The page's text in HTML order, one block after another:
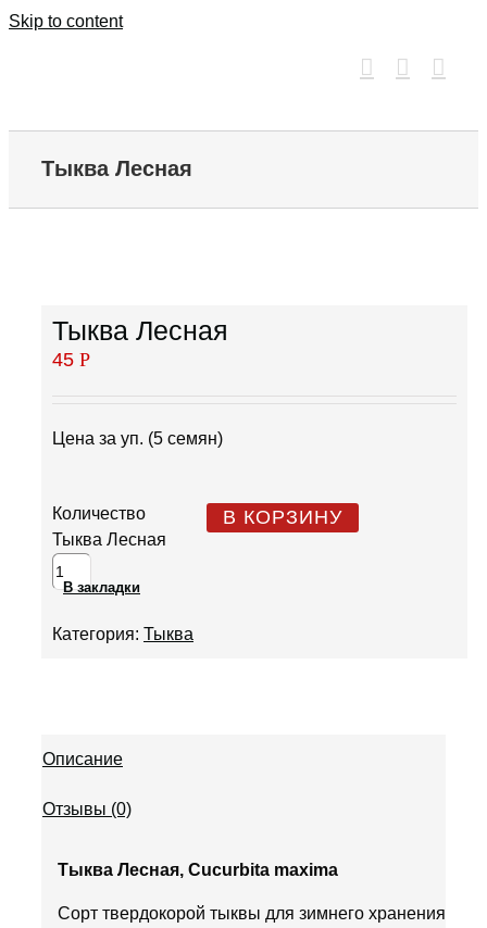
Skip to content
Тыква Лесная
Тыква Лесная
45 Р
Цена за уп. (5 семян)
Количество
Тыква Лесная
В КОРЗИНУ
В закладки
Категория: Тыква
Описание
Отзывы (0)
Тыква Лесная, Cucurbita maxima
Сорт твердокорой тыквы для зимнего хранения,